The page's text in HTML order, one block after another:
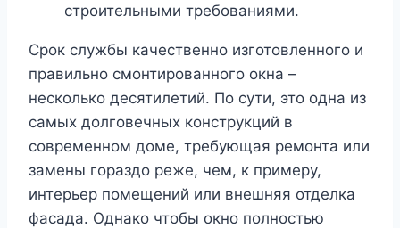
строительными требованиями.
Срок службы качественно изготовленного и
правильно смонтированного окна –
несколько десятилетий. По сути, это одна из
самых долговечных конструкций в
современном доме, требующая ремонта или
замены гораздо реже, чем, к примеру,
интерьер помещений или внешняя отделка
фасада. Однако чтобы окно полностью